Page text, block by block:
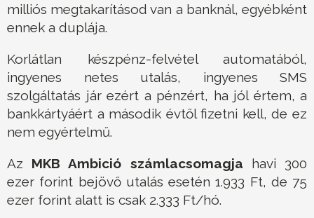
milliós megtakarításod van a banknál, egyébként
ennek a duplája.
Korlátlan készpénz-felvétel automatából,
ingyenes netes utalás, ingyenes SMS
szolgáltatás jár ezért a pénzért, ha jól értem, a
bankkártyáért a második évtől fizetni kell, de ez
nem egyértelmű.
Az MKB Ambició számlacsomagja havi 300
ezer forint bejövő utalás esetén 1.933 Ft, de 75
ezer forint alatt is csak 2.333 Ft/hó.